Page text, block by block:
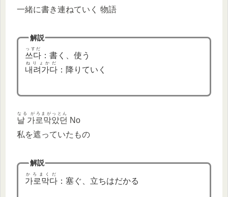
一緒に書き連ねていく 物語
解説
쓰다
っすだ
：書く、使う
내려가다
ねりょかだ
：降りていく
날 가로막았던
なる がろまがっとん
No
私を遮っていたもの
解説
가로막다
かろまくだ
：塞ぐ、立ちはだかる